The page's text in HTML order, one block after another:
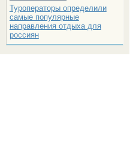
Туроператоры определили
самые популярные
направления отдыха для
россиян